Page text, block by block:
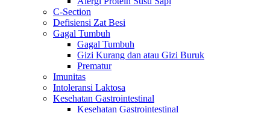
C-Section
Defisiensi Zat Besi
Gagal Tumbuh
Gagal Tumbuh
Gizi Kurang dan atau Gizi Buruk
Prematur
Imunitas
Intoleransi Laktosa
Kesehatan Gastrointestinal
Kesehatan Gastrointestinal